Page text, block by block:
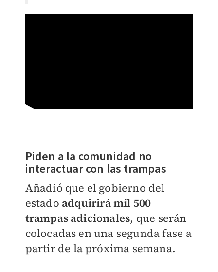
Piden a la comunidad no
interactuar con las trampas
Añadió que el gobierno del
estado adquirirá mil 500
trampas adicionales, que serán
colocadas en una segunda fase a
partir de la próxima semana.